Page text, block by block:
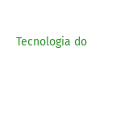
Tecnologia do